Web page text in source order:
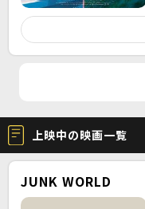
上映中の映画一覧
JUNK WORLD